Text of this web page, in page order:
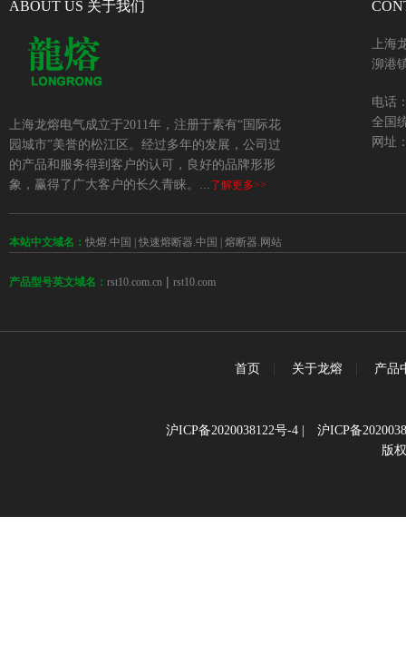
ABOUT US 关于我们
上海龙熔电气成立于2011年，注册于素有“国际花
园城市”美誉的松江区。经过多年的发展，公司过
的产品和服务得到客户的认可，良好的品牌形形
象，赢得了广大客户的长久青睐。...了解更多>>
上海
泖港
电话
全国
网址
本站中文域名： 快熔.中国 快速熔断器.中国 熔断器.网站
产品型号英文域名： rst10.com.cn | rst10.com
首页 关于龙熔 产品
沪ICP备2020038122号-4| 沪ICP备
版